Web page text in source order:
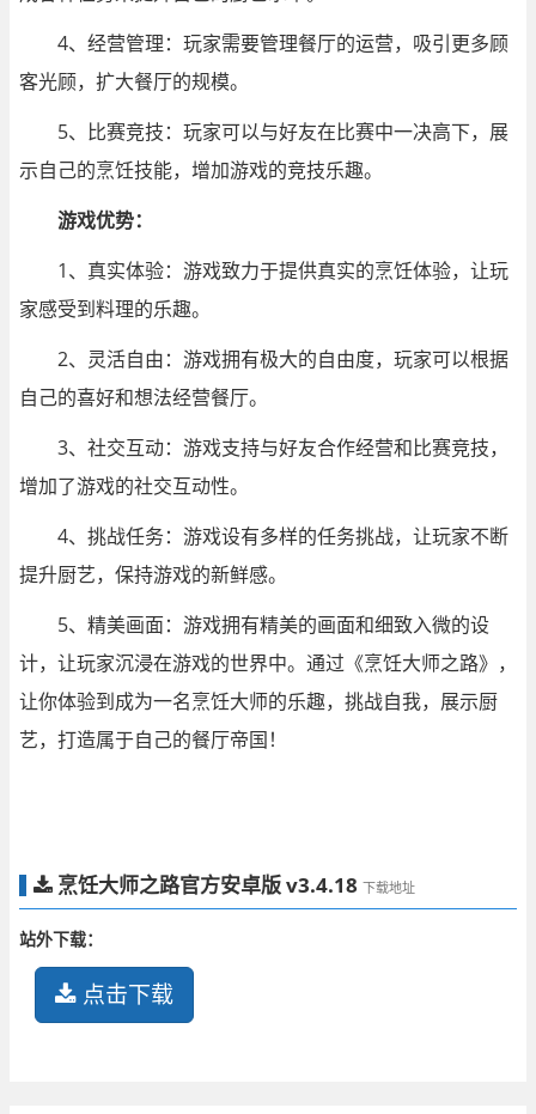
4、经营管理：玩家需要管理餐厅的运营，吸引更多顾
客光顾，扩大餐厅的规模。
5、比赛竞技：玩家可以与好友在比赛中一决高下，展
示自己的烹饪技能，增加游戏的竞技乐趣。
游戏优势：
1、真实体验：游戏致力于提供真实的烹饪体验，让玩
家感受到料理的乐趣。
2、灵活自由：游戏拥有极大的自由度，玩家可以根据
自己的喜好和想法经营餐厅。
3、社交互动：游戏支持与好友合作经营和比赛竞技，
增加了游戏的社交互动性。
4、挑战任务：游戏设有多样的任务挑战，让玩家不断
提升厨艺，保持游戏的新鲜感。
5、精美画面：游戏拥有精美的画面和细致入微的设
计，让玩家沉浸在游戏的世界中。通过《烹饪大师之路》，
让你体验到成为一名烹饪大师的乐趣，挑战自我，展示厨
艺，打造属于自己的餐厅帝国！
烹饪大师之路官方安卓版 v3.4.18 下载地址
站外下载：
点击下载